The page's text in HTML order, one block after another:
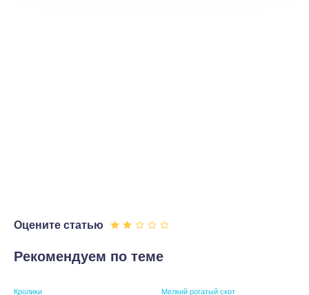
Оцените статью
Рекомендуем по теме
Кролики Мелкий рогатый скот